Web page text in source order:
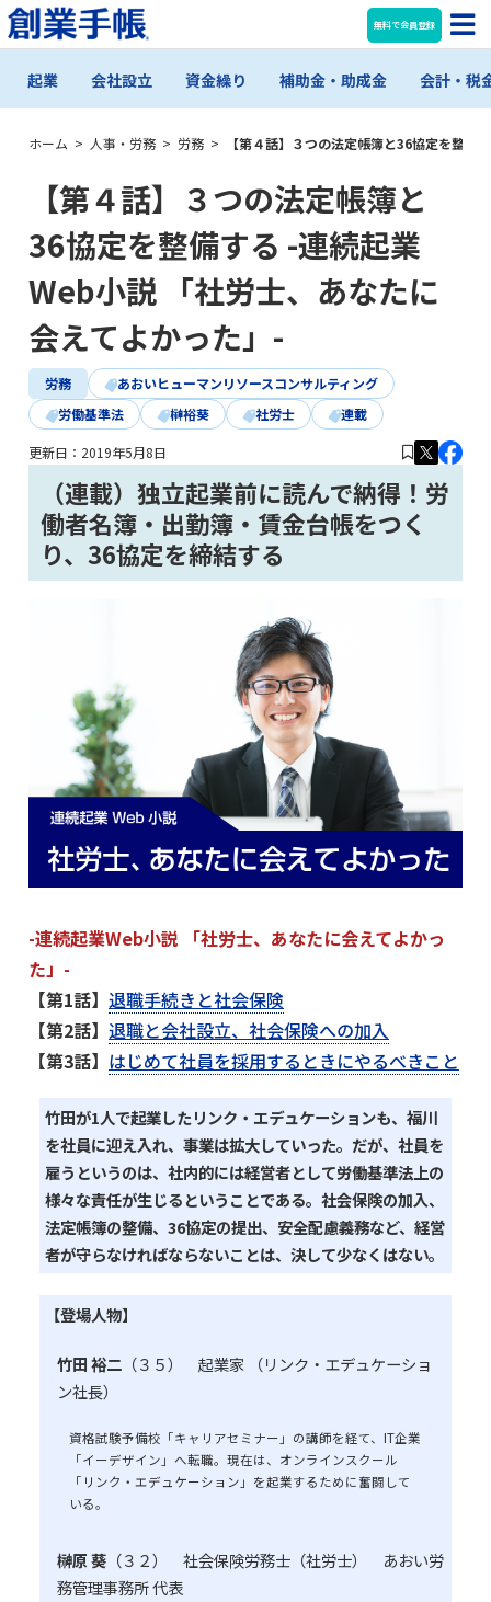
無料で会員登録
起業 会社設立 資金繰り 補助金・助成金 会計・税
ホーム > 人事・労務 > 労務 > 【第４話】３つの法定帳簿と36協定を整
【第４話】３つの法定帳簿と
36協定を整備する -連続起業
Web小説 「社労士、あなたに
会えてよかった」-
労務
あおいヒューマンリソースコンサルティング
労働基準法
榊裕葵 社労士 連載
更新日： 2019年5月8日
（連載）独立起業前に読んで納得！労
働者名簿・出勤簿・賃金台帳をつく
り、36協定を締結する
-連続起業Web小説 「社労士、あなたに会えてよかっ
た」-
【第1話】 退職手続きと社会保険
【第2話】 退職と会社設立、社会保険への加入
【第3話】 はじめて社員を採用するときにやるべきこと
竹田が1人で起業したリンク・エデュケーションも、福川
を社員に迎え入れ、事業は拡大していった。だが、社員を
雇うというのは、社内的には経営者として労働基準法上の
様々な責任が生じるということである。社会保険の加入、
法定帳簿の整備、36協定の提出、安全配慮義務など、経営
者が守らなければならないことは、決して少なくはない。
【登場人物】
竹田 裕二 （３５） 起業家 （リンク・エデュケーショ
ン社長）
資格試験予備校「キャリアセミナー」の講師を経て、IT企業
「イーデザイン」へ転職。現在は、オンラインスクール
「リンク・エデュケーション」を起業するために奮闘して
いる。
榊原 葵 （３２） 社会保険労務士（社労士） あおい労
務管理事務所 代表